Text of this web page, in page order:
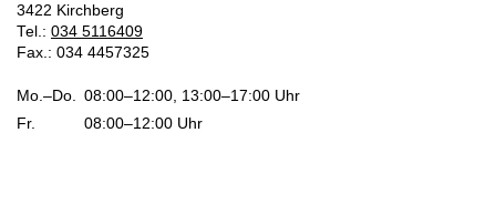
3422 Kirchberg
Tel.: 034 5116409
Fax.: 034 4457325
Mo.–Do.
08:00–12:00, 13:00–17:00 Uhr
Fr.
08:00–12:00 Uhr